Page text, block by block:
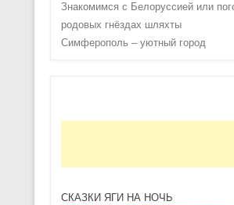
Знакомимся с Белоруссией или
родовых гнёздах шляхты
Симферополь – уютный город
СКАЗКИ ЯГИ НА НОЧЬ